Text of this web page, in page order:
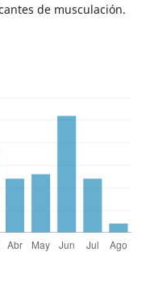
de musculación.